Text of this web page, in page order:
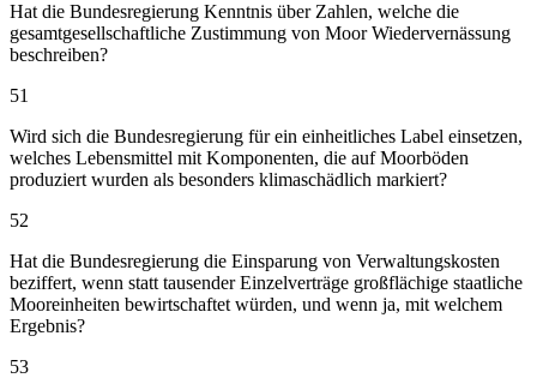
Hat die Bundesregierung Kenntnis über Zahlen, welche die
gesamtgesellschaftliche Zustimmung von Moor Wiedervernässung
beschreiben?
51
Wird sich die Bundesregierung für ein einheitliches Label einsetzen,
welches Lebensmittel mit Komponenten, die auf Moorböden
produziert wurden als besonders klimaschädlich markiert?
52
Hat die Bundesregierung die Einsparung von Verwaltungskosten
beziffert, wenn statt tausender Einzelverträge großflächige staatliche
Mooreinheiten bewirtschaftet würden, und wenn ja, mit welchem
Ergebnis?
53